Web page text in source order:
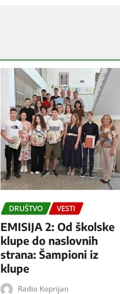
DRUŠTVO VESTI
EMISIJA 2: Od školske
klupe do naslovnih
strana: Šampioni iz
klupe
Radio Koprijan